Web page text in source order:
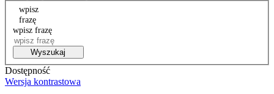
wpisz
frazę
wpisz frazę
Wyszukaj
Dostępność
Wersja kontrastowa